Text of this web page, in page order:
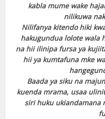
kabla mume wake
nilikuwa
Nilifanya kitendo hiki
hakugundua lolote wala
na hii ilinipa fursa ya
hii ya kumtafuna mke
Baada ya siku na
kuenda mrama, usaa
siri huku ukiandamana